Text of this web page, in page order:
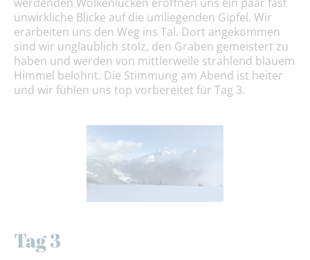
unwirkliche Blicke auf die umliegenden Gipfel. Wir
erarbeiten uns den Weg ins Tal. Dort angekommen
sind wir unglaublich stolz, den Graben gemeistert zu
haben und werden von mittlerweile strahlend blauem
Himmel belohnt. Die Stimmung am Abend ist heiter
und wir fühlen uns top vorbereitet für Tag 3.
Tag 3